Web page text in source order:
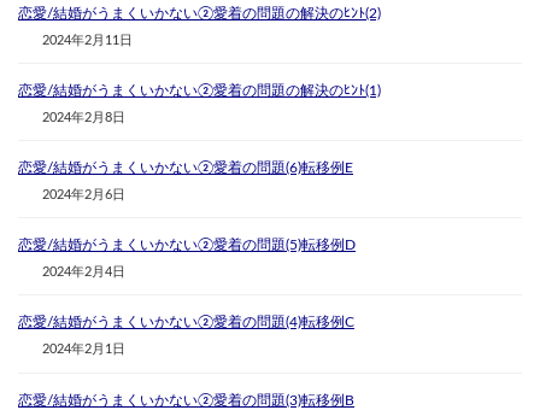
恋愛/結婚がうまくいかない②愛着の問題の解決のﾋﾝﾄ(2)
2024年2月11日
恋愛/結婚がうまくいかない②愛着の問題の解決のﾋﾝﾄ(1)
2024年2月8日
恋愛/結婚がうまくいかない②愛着の問題(6)転移例E
2024年2月6日
恋愛/結婚がうまくいかない②愛着の問題(5)転移例D
2024年2月4日
恋愛/結婚がうまくいかない②愛着の問題(4)転移例C
2024年2月1日
恋愛/結婚がうまくいかない②愛着の問題(3)転移例B